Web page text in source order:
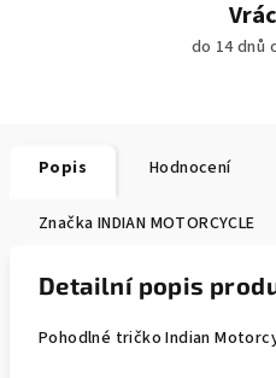
do 14 dnů
Popis Hodnocení
Značka INDIAN MOTORCYCLE
Detailní popis
Pohodlné tričko Indian